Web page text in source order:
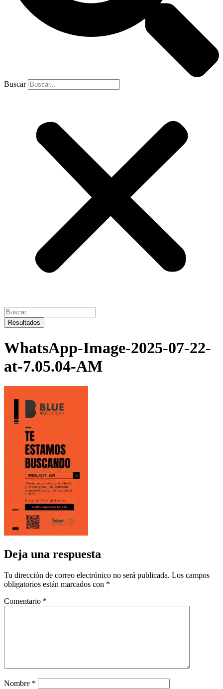
Buscar
Search
...Resultados
WhatsApp-Image-2025-07-22-
at-7.05.04-AM
Deja una respuesta
Tu dirección de correo electrónico no será publicada. Los campos
obligatorios están marcados con *
Comentario *
Nombre *